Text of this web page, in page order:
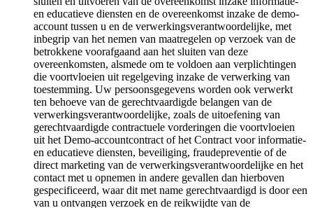
en educatieve diensten en de overeenkomst inzake de demo-
account tussen u en de verwerkingsverantwoordelijke, met
inbegrip van het nemen van maatregelen op verzoek van de
betrokkene voorafgaand aan het sluiten van deze
overeenkomsten, alsmede om te voldoen aan verplichtingen
die voortvloeien uit regelgeving inzake de verwerking van
toestemming. Uw persoonsgegevens worden ook verwerkt
ten behoeve van de gerechtvaardigde belangen van de
verwerkingsverantwoordelijke, zoals de uitoefening van
gerechtvaardigde contractuele vorderingen die voortvloeien
uit het Demo-accountcontract of het Contract voor informatie-
en educatieve diensten, beveiliging, fraudepreventie of de
direct marketing van de verwerkingsverantwoordelijke en het
contact met u opnemen in andere gevallen dan hierboven
gespecificeerd, waar dit met name gerechtvaardigd is door een
van u ontvangen verzoek en de reikwijdte van de